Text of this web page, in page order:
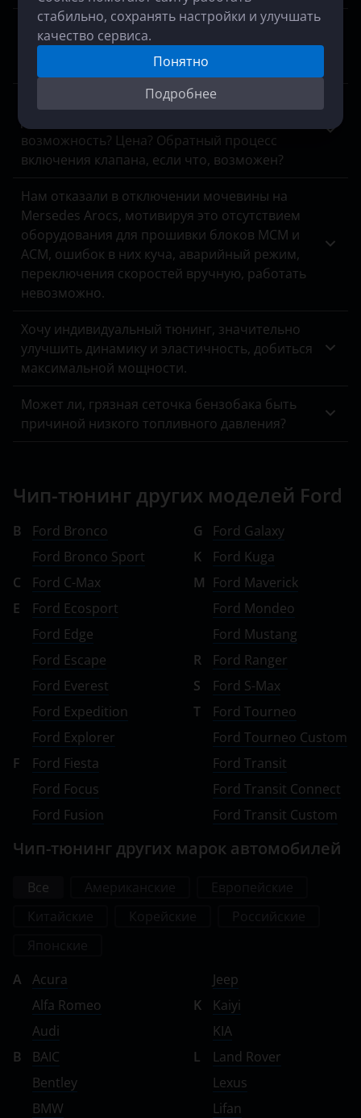
стабильно, сохранять настройки и улучшать
качество сервиса.
Понятно
Подробнее
Сколько сил и крутящего, прибавится после
чипа Haval 1.5 т? На заводской программе он
отдает 150 лс 280 нм.
Хочу полностью отключить егр на кайрон
возможность? Цена? Обратный процесс
включения клапана, если что, возможен?
Нам отказали в отключении мочевины на
Mersedes Arocs, мотивируя это отсутствием
оборудования для прошивки блоков MCM и
ACM, ошибок в них куча, аварийный режим,
переключения скоростей вручную, работать
невозможно.
Хочу индивидуальный тюнинг, значительно
улучшить динамику и эластичность, добиться
максимальной мощности.
Может ли, грязная сеточка бензобака быть
причиной низкого топливного давления?
Чип-тюнинг других моделей Ford
B
Ford Bronco
Ford Bronco Sport
C
Ford C-Max
E
Ford Ecosport
Ford Edge
Ford Escape
Ford Everest
Ford Expedition
Ford Explorer
F
Ford Fiesta
Ford Focus
Ford Fusion
G
Ford Galaxy
K
Ford Kuga
M Ford Maverick
Ford Mondeo
Ford Mustang
R
Ford Ranger
S
Ford S-Max
T
Ford Tourneo
Ford Tourneo Custom
Ford Transit
Ford Transit Connect
Ford Transit Custom
Чип-тюнинг других марок автомобилей
Все
A
Acura
Alfa Romeo
Audi
B
BAIC
Bentley
BMW
Jeep
K
Kaiyi
KIA
L
Land Rover
Lexus
Lifan